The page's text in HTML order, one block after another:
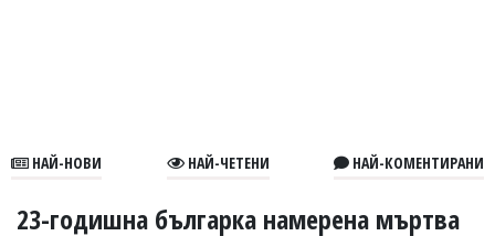
В
НАЙ-НОВИ НАЙ-ЧЕТЕНИ НАЙ-КОМЕНТИРАНИ
23-годишна българка намерена мъртва